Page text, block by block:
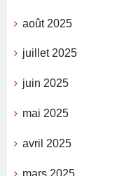
août 2025
juillet 2025
juin 2025
mai 2025
avril 2025
mars 2025